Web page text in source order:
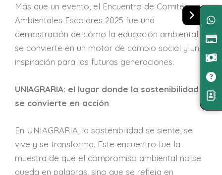
Más que un evento, el Encuentro de Comités
Ambientales Escolares 2025 fue una
demostración de cómo la educación ambiental
se convierte en un motor de cambio social y una
inspiración para las futuras generaciones.
UNIAGRARIA: el lugar donde la sostenibilidad
se convierte en acción
En UNIAGRARIA, la sostenibilidad se siente, se
vive y se transforma. Este encuentro fue la
muestra de que el compromiso ambiental no se
queda en palabras, sino que se refleja en